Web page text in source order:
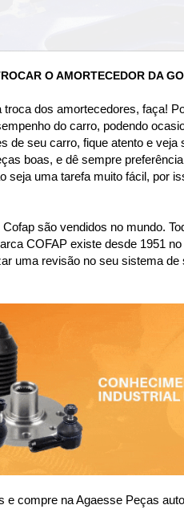
O AMORTECEDOR DA
troca dos amortecedores, faça!
do carro, podendo
de seu carro, fique atento e
boas, e dê sempre
seja uma tarefa muito fácil, por
são vendidos no mundo.
COFAP existe desde 1951
uma revisão no seu sistema
e compre na Agaesse Peças